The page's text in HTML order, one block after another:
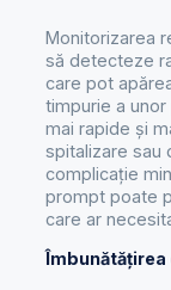
Monitorizarea
să detecteze
care pot
timpurie a
mai rapide și
spitalizare sau
complicație
prompt poate
care ar